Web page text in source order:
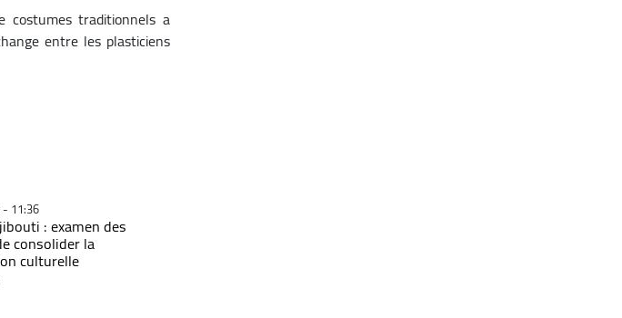
costumes traditionnels a
entre les plasticiens
11:36
: examen des
consolider la
culturelle